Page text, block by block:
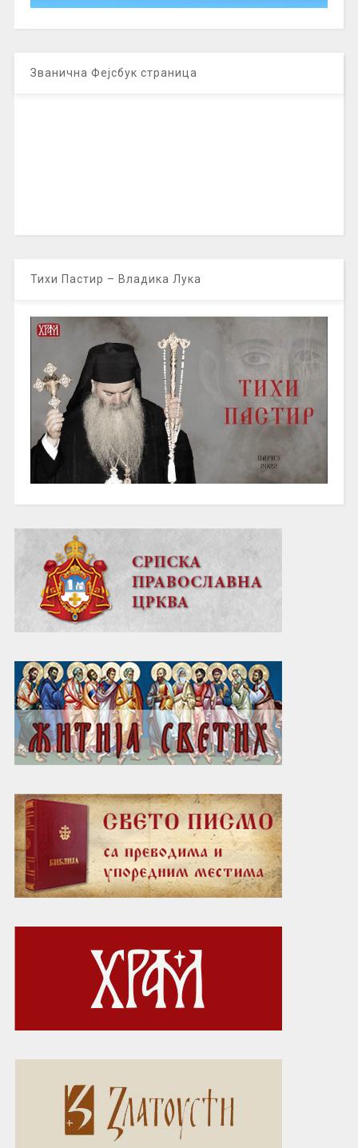
Званична Фејсбук страница
Тихи Пастир – Владика Лука